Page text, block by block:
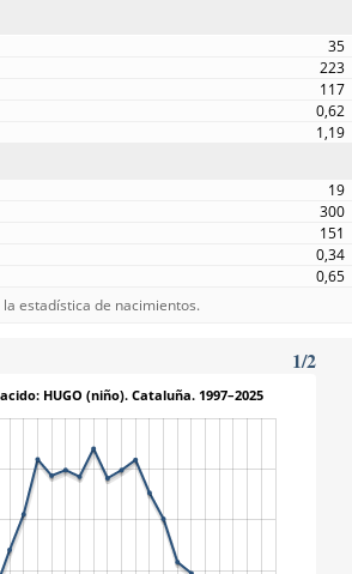
35
223
117
0,62
1,19
19
300
151
0,34
0,65
estadística de nacimientos.